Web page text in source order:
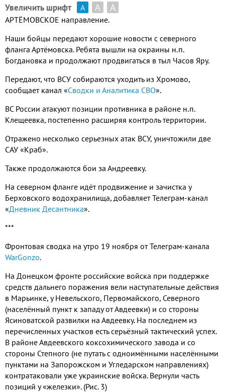
Увеличить шрифт А А А
АРТЁМОВСКОЕ направление.
Наши бойцы передают хорошие новости с северного
фланга Артёмовска. Ребята вышли на окраины н.п.
Богдановка и продолжают продвигаться в тыл Часов Яру.
Передают, что ВСУ собираются уходить из Хромово,
сообщает канал «Сводки и Аналитика СВО».
ВС России атакуют позиции противника в районе н.п.
Клещеевка, постепенно расширяя контроль территории.
Отражено несколько серьезных атак ВСУ, уничтожили две
САУ «Краб».
Также продолжаются бои за Андреевку.
На северном фланге идёт продвижение и зачистка у
Берховского водохранилища, добавляет Телеграм-канал
«Дневник Десантника».
***
Фронтовая сводка на утро 19 ноября от Телеграм-канала
WarGonzo.
На Донецком фронте российские войска при поддержке
средств дальнего поражения вели наступательные действия
в Марьинке, у Невельского, Первомайского, Северного
(населённый пункт к западу от Авдеевки) и со стороны
Ясиноватской развилки на Авдеевку. На последнем из
перечисленных участков есть серьёзный тактический успех.
В районе Авдеевского коксохимического завода и со
стороны Степного (не путать с одноимёнными населёнными
пунктами на Запорожском и Угледарском направлениях)
контратаковали уже украинские войска. Вернули часть
позиций у «железки». (Рис. 3)